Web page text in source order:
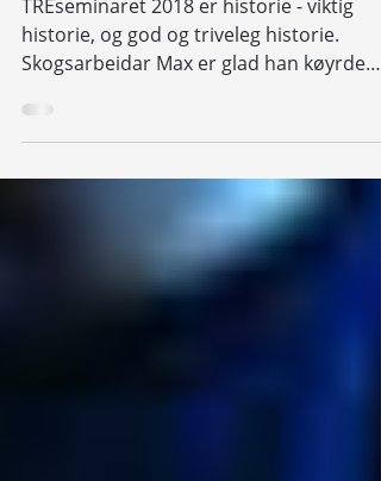
TREseminaret 2018
TREseminaret 2018 er historie - viktig
Skogsarbeidar Max er glad han køyrde
sine 600 mil. Else...